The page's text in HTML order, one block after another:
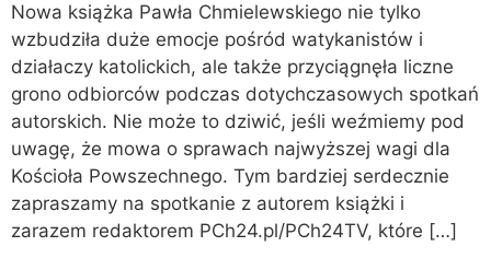
Nowa książka Pawła Chmielewskiego nie tylko
wzbudziła duże emocje pośród watykanistów i
działaczy katolickich, ale także przyciągnęła liczne
grono odbiorców podczas dotychczasowych spotkań
autorskich. Nie może to dziwić, jeśli weźmiemy pod
uwagę, że mowa o sprawach najwyższej wagi dla
Kościoła Powszechnego. Tym bardziej serdecznie
zapraszamy na spotkanie z autorem książki i
zarazem redaktorem PCh24.pl/PCh24TV, które […]